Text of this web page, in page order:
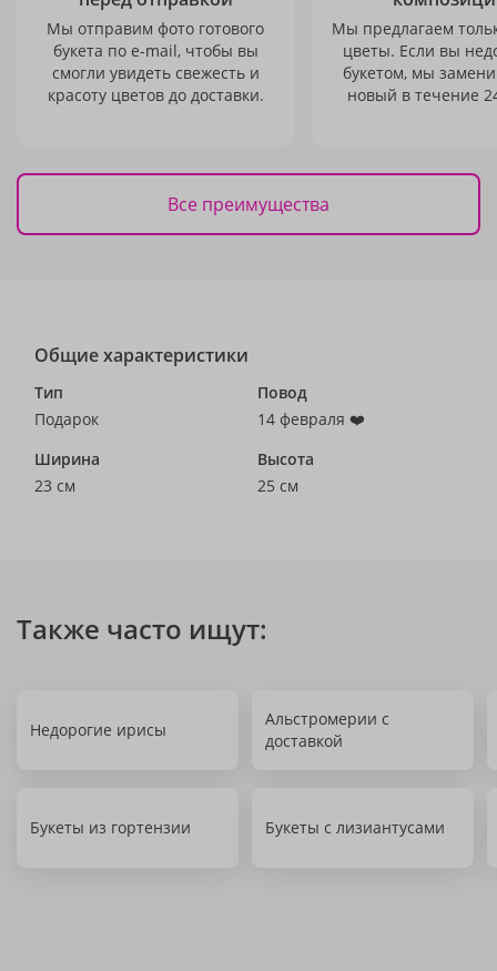
Мы отправим фото готового
букета по e-mail, чтобы вы
смогли увидеть свежесть и
красоту цветов до доставки.
Мы предлагаем
цветы. Если вы
букетом, мы
новый в течение
Все преимущества
Общие характеристики
Тип
Подарок
Повод
14 февраля ❤️
Ширина
23 см
Высота
25 см
Также часто ищут:
Недорогие ирисы
Альстромерии с
доставкой
Букеты из гортензии Букеты с лизиантусами